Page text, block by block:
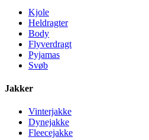
Kjole
Heldragter
Body
Flyverdragt
Pyjamas
Svøb
Jakker
Vinterjakke
Dynejakke
Fleecejakke